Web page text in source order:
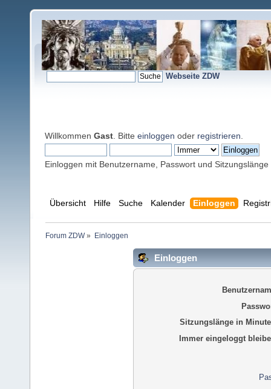
Webseite ZDW
Willkommen Gast . Bitte einloggen oder registrieren
Einloggen mit Benutzername, Passwort und Sitzungslänge
Übersicht Hilfe Suche Kalender Einloggen
Forum ZDW» Einloggen
Einloggen
Sitzungslänge in
Immer eingeloggt